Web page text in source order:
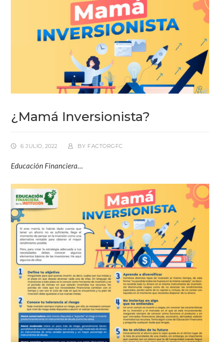
¿Mamá Inversionista?
6 JULIO, 2022 BY FACTORGFC
Educación Financiera…